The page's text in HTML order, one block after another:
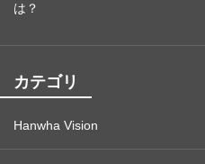
は？
カテゴリ
Hanwha Vision